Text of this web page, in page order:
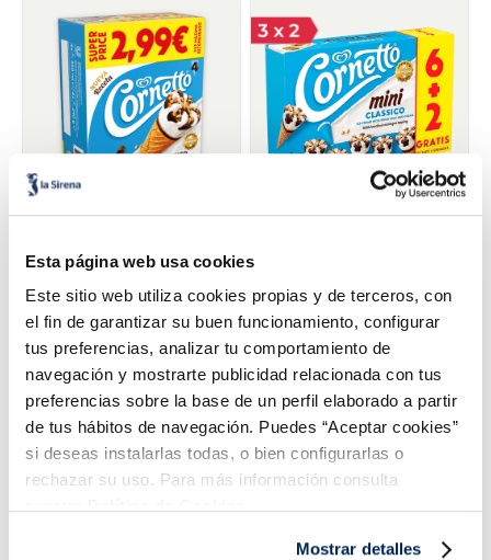
Esta página web usa cookies
Este sitio web utiliza cookies propias y de terceros, con
el fin de garantizar su buen funcionamiento, configurar
tus preferencias, analizar tu comportamiento de
navegación y mostrarte publicidad relacionada con tus
preferencias sobre la base de un perfil elaborado a partir
de tus hábitos de navegación. Puedes “Aceptar cookies”
si deseas instalarlas todas, o bien configurarlas o
rechazar su uso. Para más información consulta
Mostrar detalles
price
Añadir
COMBINABLE
Añadir